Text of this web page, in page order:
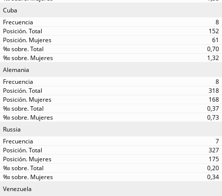
Cuba
8
152
61
0,70
1,32
Alemania
8
318
168
0,37
0,73
Russia
7
327
175
0,20
0,34
Venezuela